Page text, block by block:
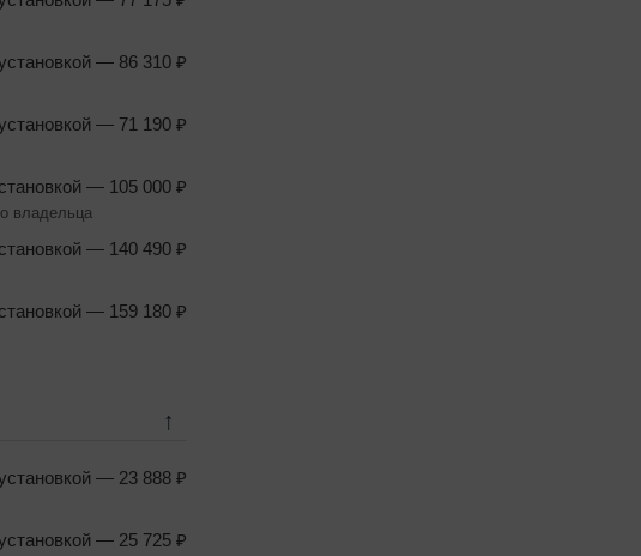
— 86 310 ₽
— 71 190 ₽
— 105 000 ₽
владельца
— 140 490 ₽
— 159 180 ₽
↑
— 23 888 ₽
— 25 725 ₽